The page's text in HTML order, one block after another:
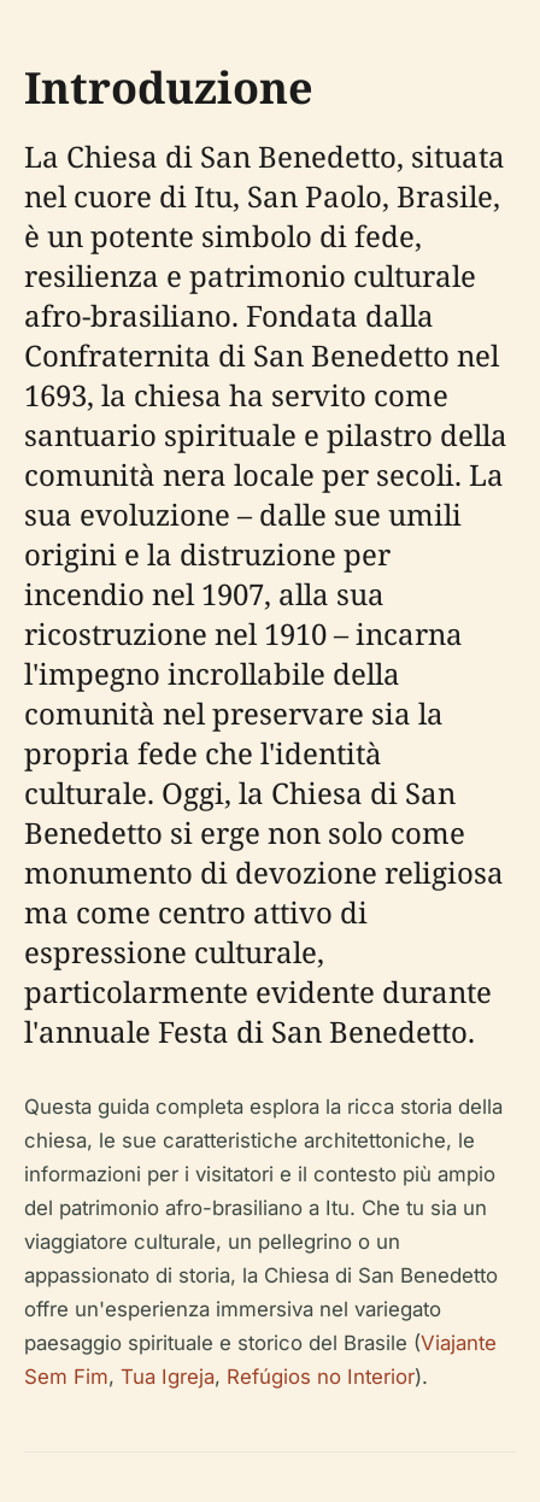
Introduzione
La Chiesa di San Benedetto, situata
nel cuore di Itu, San Paolo, Brasile,
è un potente simbolo di fede,
resilienza e patrimonio culturale
afro-brasiliano. Fondata dalla
Confraternita di San Benedetto nel
1693, la chiesa ha servito come
santuario spirituale e pilastro della
comunità nera locale per secoli. La
sua evoluzione – dalle sue umili
origini e la distruzione per
incendio nel 1907, alla sua
ricostruzione nel 1910 – incarna
l'impegno incrollabile della
comunità nel preservare sia la
propria fede che l'identità
culturale. Oggi, la Chiesa di San
Benedetto si erge non solo come
monumento di devozione religiosa
ma come centro attivo di
espressione culturale,
particolarmente evidente durante
l'annuale Festa di San Benedetto.
Questa guida completa esplora la ricca storia della
chiesa, le sue caratteristiche architettoniche, le
informazioni per i visitatori e il contesto più ampio
del patrimonio afro-brasiliano a Itu. Che tu sia un
viaggiatore culturale, un pellegrino o un
appassionato di storia, la Chiesa di San Benedetto
offre un'esperienza immersiva nel variegato
paesaggio spirituale e storico del Brasile (Viajante
Sem Fim, Tua Igreja, Refúgios no Interior).